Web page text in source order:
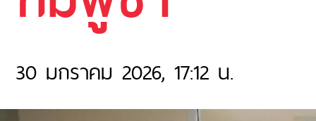
30 มกราคม 2026, 17:12 น.